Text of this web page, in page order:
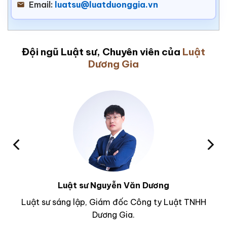
Email: luatsu@luatduonggia.vn
Đội ngũ Luật sư, Chuyên viên của Luật
Dương Gia
Luật sư Nguyễn Văn Dương
Luật sư sáng lập, Giám đốc Công ty Luật TNHH
Dương Gia.